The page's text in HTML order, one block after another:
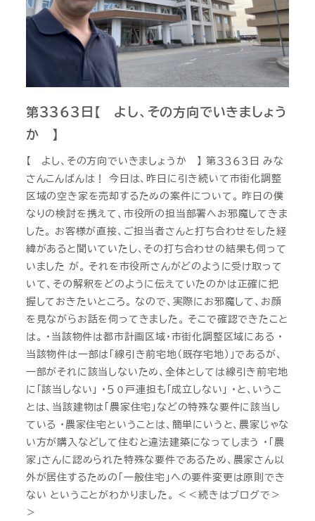
第３３６３日【 よし、その方向でいきましょう
か 】
【 よし、その方向でいきましょうか 】 第３３６３日 みな
さんこんばんは！ 今日は、昨日に引き続いて市街化調整
区域の空き家を売却するための案件について。 昨日の僕
なりの検討を携えて、市役所の担当部署へお邪魔してきま
した。 お客様が直接、ご担当者さんと打ち合わせをした経
緯があると聞いていたし、その打ち合わせの結果も伺って
いました が。 それを市役所さんがどのように受け取って
いて、その解釈をどのように伝えていたのかは正確に把
握しておきたいところ。 なので、実際にお邪魔して、お顔
を見ながらお話を伺ってきました。 そこで確認できたこと
は。 ・当該物件は都市計画区域・市街化調整区域にある ・
当該物件は一部は「線引き前宅地（既存宅地）」であるが、
一部がそれに該当しないため、全体としては線引き前宅地
に「該当しない」 ・５０戸連担も「成立しない」 ・と、いうこ
とは、当該建物は「農家住宅」などの特殊な要件に該当し
ている ・農家住宅ということは、簡単にいうと、農家じゃな
い方が購入などして住むと違法建築になってしまう ・「農
家」さんに認められた特殊な要件であるため、農家さん以
外が居住するための「一般住宅」への要件変更は原則でき
ない ということがわかりました。 ＜＜続きはブログで＞
＞